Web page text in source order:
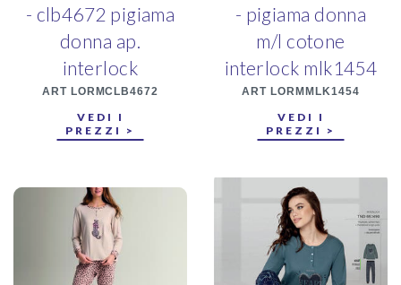
- clb4672 pigiama
donna ap.
interlock
ART LORMCLB4672
VEDI I
PREZZI >
- pigiama donna
m/l cotone
interlock mlk1454
ART LORMMLK1454
VEDI I
PREZZI >